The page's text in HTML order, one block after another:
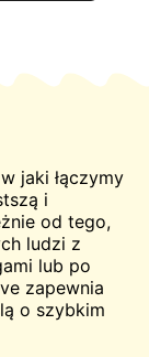
jaki łączymy
i
od tego,
ludzi z
lub po
zapewnia
o szybkim